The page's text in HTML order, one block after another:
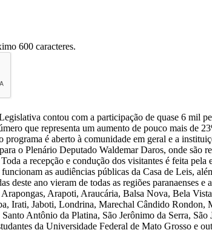
600 caracteres.
contou com a participação de quase 6 mil
que representa um aumento de pouco mais de
programa é aberto à comunidade em geral e a
o Plenário Deputado Waldemar Daros, onde são
a recepção e condução dos visitantes é feita
as audiências públicas da Casa de Leis,
deste ano vieram de todas as regiões
Arapoti, Araucária, Balsa Nova, Bela
Irati, Jaboti, Londrina, Marechal Cândido
Antônio da Platina, São Jerônimo da Serra,
da Universidade Federal de Mato Grosso e